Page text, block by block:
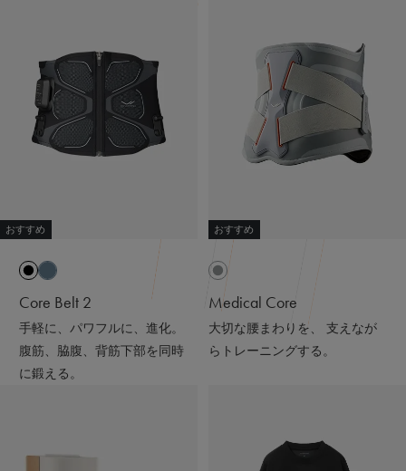
ると輻射（ふくしゃ）することで血行促進してくれるんだ
って😉
※天然鉱石を原料とした高純度セラミック（非金属）を練
り込んだ特殊繊維「Mediculation®️（メディキュレーショ
ン）」のこと
❤️
着心地も抜群なんだよー😍
ストレッチがきいていて吸水速乾性もあって
接触冷感で肌触りも良いの🫶🏻💭
@sixpad_official
ギフトにもおすすめだよ🎁💝
おすすめ
Core Belt 2
手軽に、パワフルに、進化。
腹筋、脇腹、背筋下部を同時
に鍛える。
おすすめ
Medical Core
大切な腰まわりを、 支えなが
らトレーニングする。